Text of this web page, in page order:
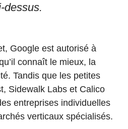
dessus.
Google est autorisé à
connaît le mieux, la
Tandis que les petites
Sidewalk Labs et Calico
entreprises individuelles
verticaux spécialisés.